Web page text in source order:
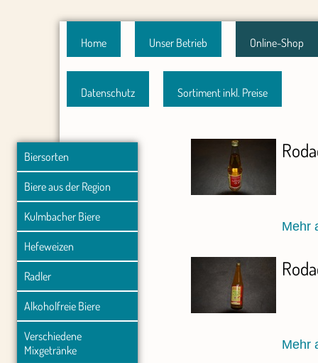
Home Unser Betrieb Online-Shop
Datenschutz Sortiment inkl. Preise
Biersorten
Biere aus der Region
Kulmbacher Biere
Hefeweizen
Radler
Alkoholfreie Biere
Verschiedene
Mixgetränke
Mehr
Mehr